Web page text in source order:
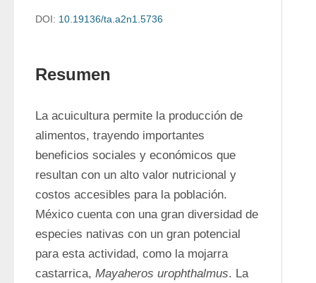
DOI: 10.19136/ta.a2n1.5736
Resumen
La acuicultura permite la producción de
alimentos, trayendo importantes
beneficios sociales y económicos que
resultan con un alto valor nutricional y
costos accesibles para la población.
México cuenta con una gran diversidad de
especies nativas con un gran potencial
para esta actividad, como la mojarra
castarrica, Mayaheros urophthalmus. La